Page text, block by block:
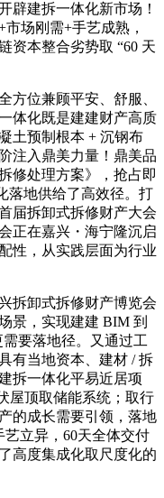
建拆一体化新市场！
场刚需+手艺成熟，
资本整合劣势取 “60 天
位兼顾平安、舒服、
体化既是建建财产高质
土预制根本 + 沉钢布
注入鼎美力量！鼎美品
修处理方案》，抢占即
落地供给了高效径。打
届拆卸式拆修财产大会
正在嘉兴・海宁隆沉启
性，从实践层面为行业
卸式拆修财产博览会
景，实现建建 BIM 到
要落地径。又通过工
有当地资本、建材 / 拆
拆一体化平易近居项
屋顶取储能系统；取行
的成长需要引领，落地
立异，60天全体交付
高度集成化取尺度化的